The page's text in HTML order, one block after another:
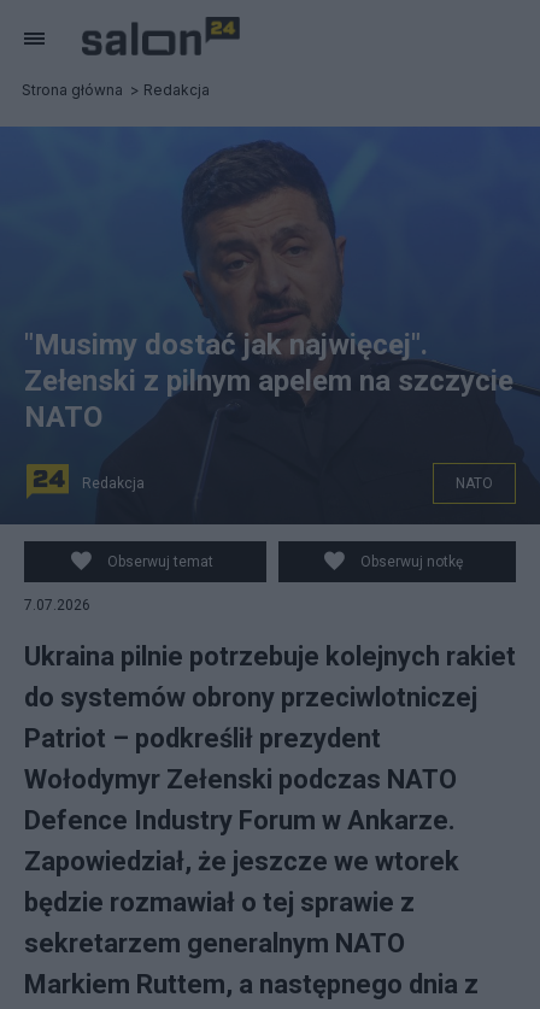
Strona główna Redakcja
Ankara, Turcja. Szczyt NATO. fot. Beata
Zawrzel/REPORTER N/z: Wolodymyr Zelenski prezydent
Ukrainy
"Musimy dostać jak najwięcej".
Zełenski z pilnym apelem na szczycie
NATO
Redakcja NATO
Obserwuj temat Obserwuj notkę
7.07.2026
Ukraina pilnie potrzebuje kolejnych rakiet
do systemów obrony przeciwlotniczej
Patriot – podkreślił prezydent
Wołodymyr Zełenski podczas NATO
Defence Industry Forum w Ankarze.
Zapowiedział, że jeszcze we wtorek
będzie rozmawiał o tej sprawie z
sekretarzem generalnym NATO
Markiem Ruttem, a następnego dnia z